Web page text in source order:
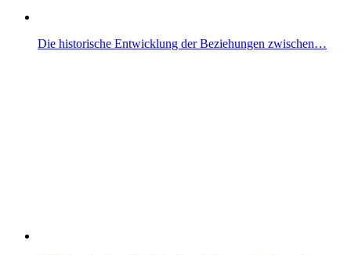
Die historische Entwicklung der Beziehungen zwischen…